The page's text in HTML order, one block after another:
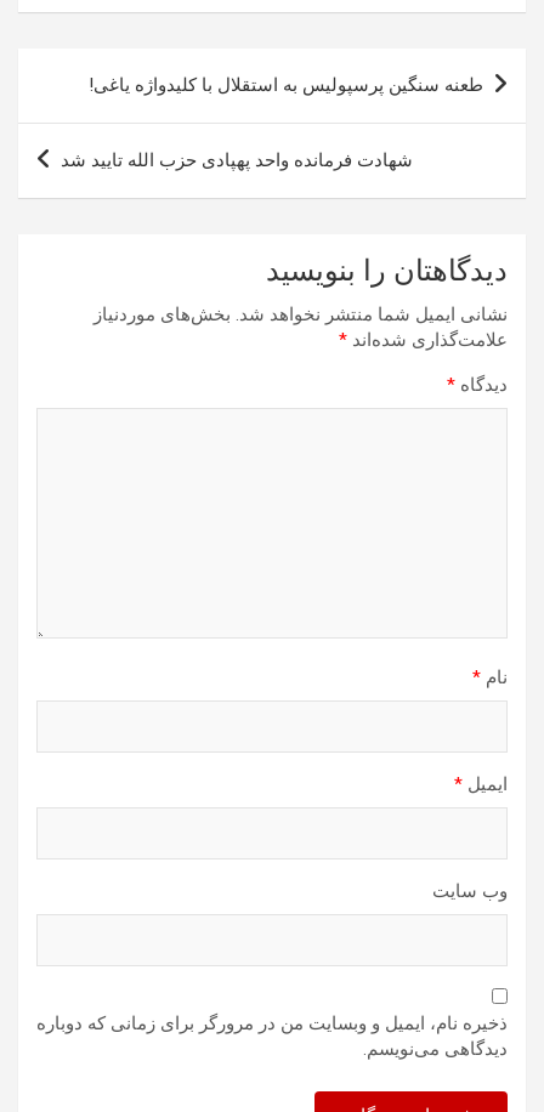
راهبری
طعنه سنگین پرسپولیس به استقلال با کلیدواژه یاغی!
شهادت فرمانده واحد پهپادی حزب الله تایید شد
دیدگاهتان را بنویسید
نشانی ایمیل شما منتشر نخواهد شد. بخش‌های موردنیاز
علامت‌گذاری شده‌اند *
دیدگاه *
نام *
ایمیل *
وب‌ سایت
ذخیره نام، ایمیل و وبسایت من در مرورگر برای زمانی که دوباره
دیدگاهی می‌نویسم.